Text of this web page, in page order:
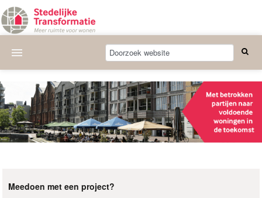
Actueel
Wat we doen
Deelnemende projecten
Meedoen met een project?